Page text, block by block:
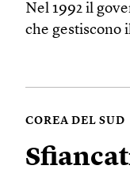
Nel 1992 il
che gestiscono
COREA DEL SUD